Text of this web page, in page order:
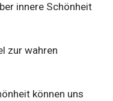
innere Schönheit
zur wahren
können uns